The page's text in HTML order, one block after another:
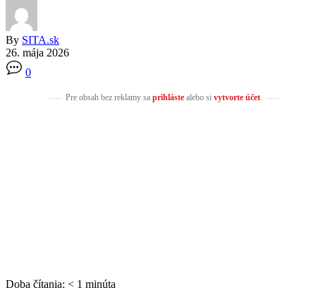
By SITA.sk
26. mája 2026
0
Pre obsah bez reklamy sa prihlástealebo si vytvorte účet.
Doba čítania: < 1 minúta